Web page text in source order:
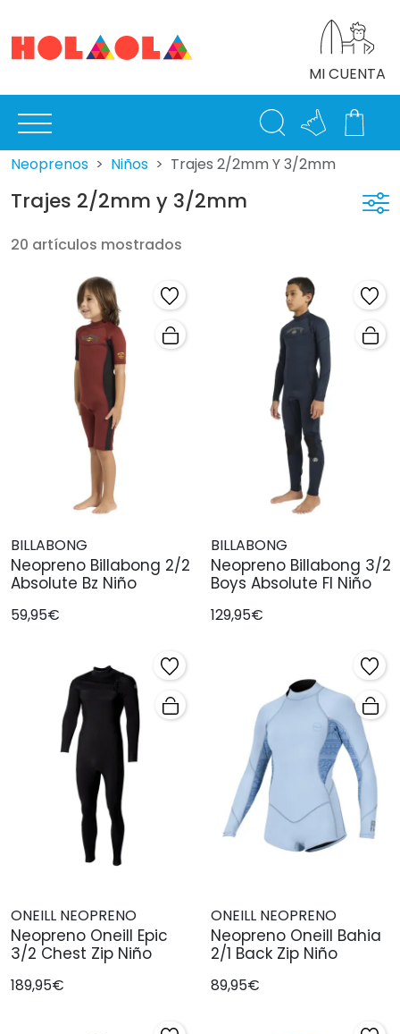
MI CUENTA
Neoprenos Niños Trajes 2/2mm Y 3/2mm
Trajes 2/2mm y 3/2mm
20 artículos mostrados
BILLABONG
Neopreno Billabong 2/2
Absolute Bz Niño
59,95€
BILLABONG
Neopreno Billabong 3/2
Boys Absolute Fl Niño
129,95€
ONEILL NEOPRENO
Neopreno Oneill Epic
3/2 Chest Zip Niño
189,95€
ONEILL NEOPRENO
Neopreno Oneill Bahia
2/1 Back Zip Niño
89,95€